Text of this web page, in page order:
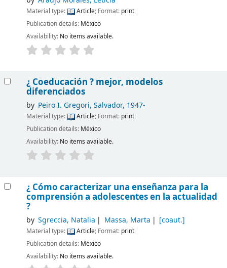
Material type: Article; Format: print
Publication details: México
Availability: No items available.
¿ Coeducación ? mejor, modelos
diferenciados
by Peiro I. Gregori, Salvador, 1947-
Material type: Article; Format: print
Publication details: México
Availability: No items available.
¿ Cómo caracterizar una enseñanza para la
comprensión a adolescentes en la actualidad
?
by Sgreccia, Natalia Massa, Marta [coaut.]
Material type: Article; Format: print
Publication details: México
Availability: No items available.